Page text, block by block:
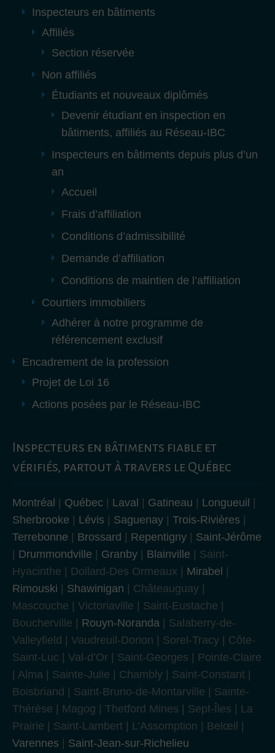
Inspecteurs en bâtiments
Affiliés
Section réservée
Non affiliés
Étudiants et nouveaux diplômés
Devenir étudiant en inspection en
bâtiments, affiliés au Réseau-IBC
Inspecteurs en bâtiments depuis plus d’un
an
Accueil
Frais d’affiliation
Conditions d’admissibilité
Demande d’affiliation
Conditions de maintien de l’affiliation
Courtiers immobiliers
Adhérer à notre programme de
référencement exclusif
Encadrement de la profession
Projet de Loi 16
Actions posées par le Réseau-IBC
Inspecteurs en bâtiments fiable et
vérifiés, partout à travers le Québec
Montréal Québec Laval Gatineau Longueuil
Sherbrooke
Lévis Saguenay Trois-Rivières
Terrebonne
Brossard Repentigny
Saint-Jérôme
Drummondville Granby Blainville | Saint-
Hyacinthe | Dollard-Des Ormeaux | Mirabel
Rimouski
Shawinigan | Châteauguay |
Mascouche | Victoriaville | Saint-Eustache |
Boucherville | Rouyn-Noranda | Salaberry-de-
Valleyfield | Vaudreuil-Dorion | Sorel-Tracy | Côte-
Saint-Luc | Val-d’Or | Saint-Georges | Pointe-Claire
| Alma | Sainte-Julie | Chambly | Saint-Constant |
Boisbriand | Saint-Bruno-de-Montarville | Sainte-
Thérèse | Magog | Thetford Mines | Sept-Îles | La
Prairie | Saint-Lambert | L’Assomption | Belœil |
Varennes
Saint-Jean-sur-Richelieu